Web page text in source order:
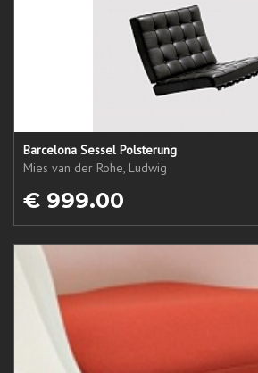
Barcelona Sessel Polsterung
Mies van der Rohe, Ludwig
€ 999.00